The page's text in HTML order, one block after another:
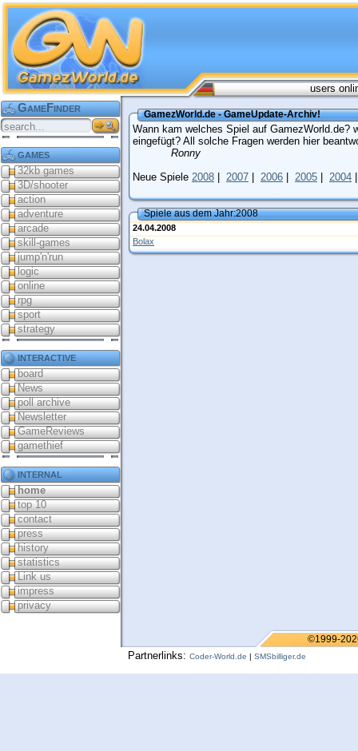
users
GameFinder
games
32kb games
3D/shooter
action
adventure
arcade
skill-games
jump'n'run
logic
online
rpg
sport
strategy
interactive
board
News
poll archive
Newsletter
GameReviews
gamethief
internal
home
top 10
contact
press
history
statistics
Link us
impress
privacy
GamezWorld.de - GameUpdate-Archiv!
Wann kam welches Spiel auf GamezWorld.de?
eingefügt? All solche Fragen werden hier
Ronny
Neue Spiele 2008 2007 2006 2005 2004
Spiele aus dem Jahr:2008
24.04.2008
Bolax
©1999-
Partnerlinks: Coder-World.de | SMSbilliger.de